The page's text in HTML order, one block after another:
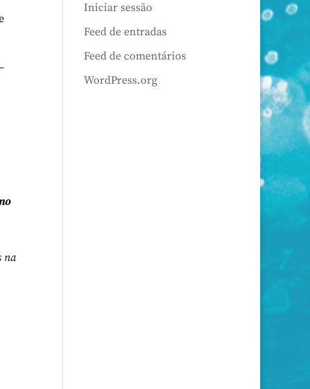
na
Iniciar sessão
Feed de entradas
Feed de comentários
WordPress.org